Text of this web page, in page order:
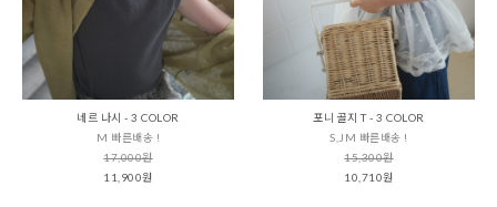
네르 나시 - 3 COLOR
M 빠른배송 !
17,000원
11,900원
포니 골지 T - 3 COLOR
S,JM 빠른배송 !
15,300원
10,710원